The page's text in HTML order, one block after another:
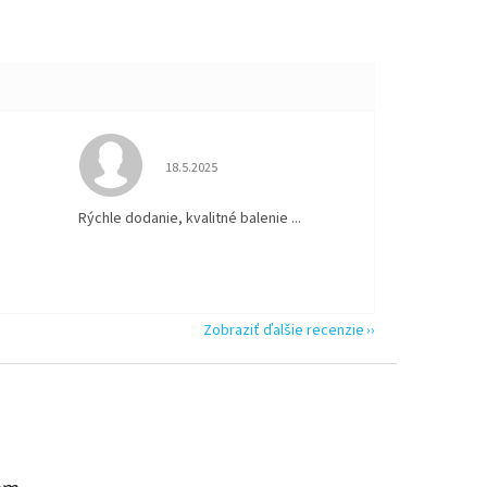
5 z 5 hviezdičiek. Hodnotenie obchodu je 5 z 5 hviezdičiek.
18.5.2025
Rýchle dodanie, kvalitné balenie ...
Zobraziť ďalšie recenzie